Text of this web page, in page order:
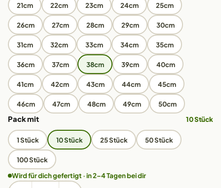
21cm 22cm 23cm 24cm 25cm
26cm 27cm 28cm 29cm 30cm
31cm 32cm 33cm 34cm 35cm
36cm 37cm 38cm 39cm 40cm
41cm 42cm 43cm 44cm 45cm
46cm 47cm 48cm 49cm 50cm
Pack mit 10 Stück
1 Stück 10 Stück 25 Stück 50 Stück
100 Stück
Wird für dich gefertigt · in 2–4 Tagen bei dir